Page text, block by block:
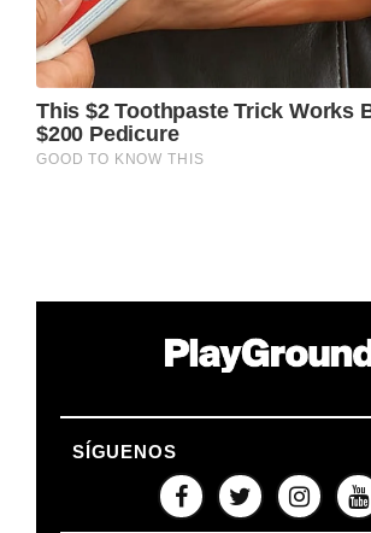
SÍGUENOS